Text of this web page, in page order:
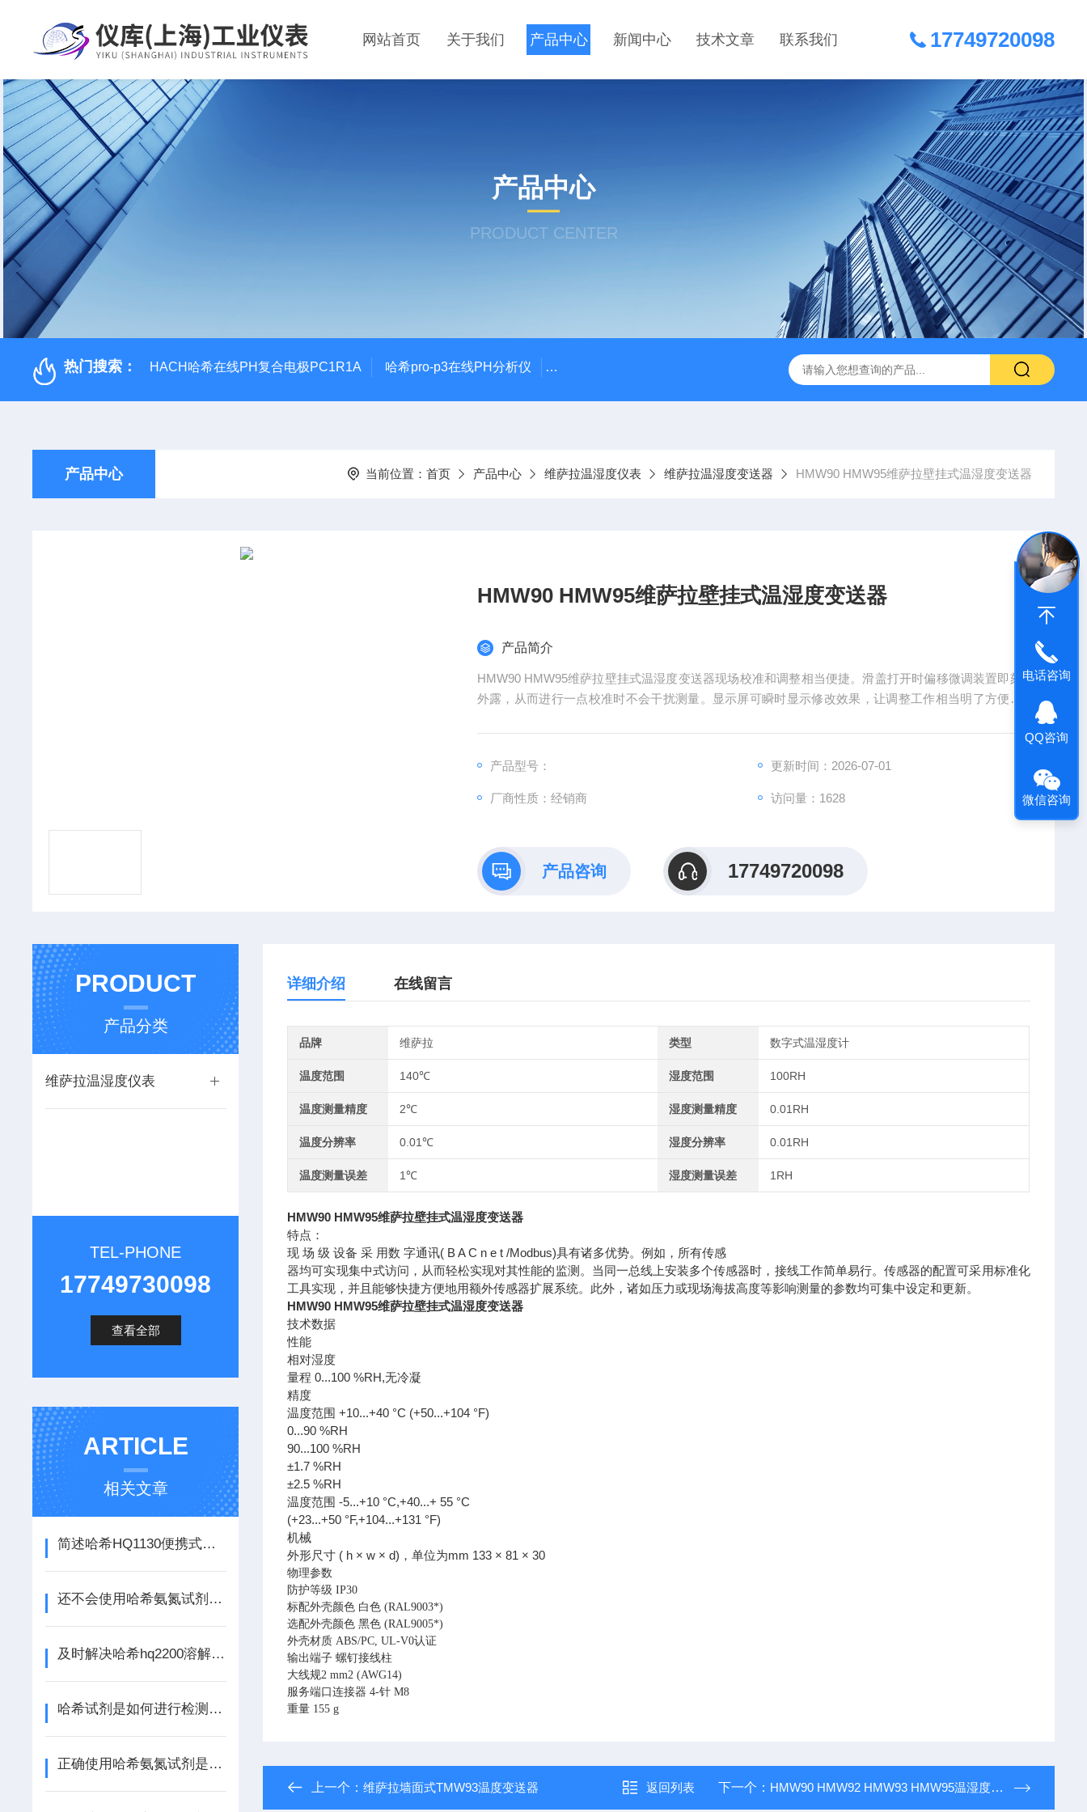
网站首页 关于我们 产品中心 新闻中心 技术文章 联系我们 17749720098
产品中心
PRODUCT CENTER
热门搜索： HACH哈希在线PH复合电极PC1R1A 哈希pro-p3在线PH分析仪 哈希在线PH计电极PD1R1 哈希HQ40D便携式多参数水质分析仪 哈希PD1P1在线PH
产品中心 当前位置： 首页 产品中心 维萨拉温湿度仪表 维萨拉温湿度变送器 HMW90 HMW95维萨拉壁挂式温湿度变送器
HMW90 HMW95维萨拉壁挂式温湿度变送器
产品简介
HMW90 HMW95维萨拉壁挂式温湿度变送器现场校准和调整相当便捷。滑盖打开时偏移微调装置即刻
外露，从而进行一点校准时不会干扰测量。显示屏可瞬时显示修改效果，让调整工作相当明了方便。
产品型号：
更新时间：2026-07-01
厂商性质：经销商 访问量：1628
产品咨询 17749720098
PRODUCT
产品分类
维萨拉温湿度仪表
TEL-PHONE
17749730098
查看全部
ARTICLE
相关文章
简述哈希HQ1130便携式溶氧仪的规范操作流程
还不会使用哈希氨氮试剂？进来看
及时解决哈希hq2200溶解氧多参数分析仪故障是保障测量准确的关键
哈希试剂是如何进行检测的你知道吗
正确使用哈希氨氮试剂是确保数据可靠性的关键
详细介绍 在线留言
品牌 维萨拉 类型 数字式温湿度计
温度范围 140℃ 湿度范围 100RH
温度测量精度 2℃ 湿度测量精度 0.01RH
温度分辨率 0.01℃ 湿度分辨率 0.01RH
温度测量误差 1℃ 湿度测量误差 1RH
HMW90 HMW95维萨拉壁挂式温湿度变送器
特点：
现 场 级 设备 采 用数 字通讯( B A C n e t /Modbus)具有诸多优势。例如，所有传感
器均可实现集中式访问，从而轻松实现对其性能的监测。当同一总线上安装多个传感器时，接线工作简单易行。传感器的配置可采用标准化
工具实现，并且能够快捷方便地用额外传感器扩展系统。此外，诸如压力或现场海拔高度等影响测量的参数均可集中设定和更新。
HMW90 HMW95维萨拉壁挂式温湿度变送器
技术数据
性能
相对湿度
量程 0...100 %RH,无冷凝
精度
温度范围 +10...+40 °C (+50...+104 °F)
0...90 %RH
90...100 %RH
±1.7 %RH
±2.5 %RH
温度范围 -5...+10 °C,+40...+ 55 °C
(+23...+50 °F,+104...+131 °F)
机械
外形尺寸 ( h × w × d)，单位为mm 133 × 81 × 30
物理参数
防护等级 IP30
标配外壳颜色 白色 (RAL9003*)
选配外壳颜色 黑色 (RAL9005*)
外壳材质 ABS/PC, UL-V0认证
输出端子 螺钉接线柱
大线规2 mm2 (AWG14)
服务端口连接器 4-针 M8
重量 155 g
上一个：维萨拉墙面式TMW93温度变送器 返回列表 下一个： HMW90 HMW92 HMW93 HMW95温湿度变送器
电话咨询
QQ咨询
微信咨询